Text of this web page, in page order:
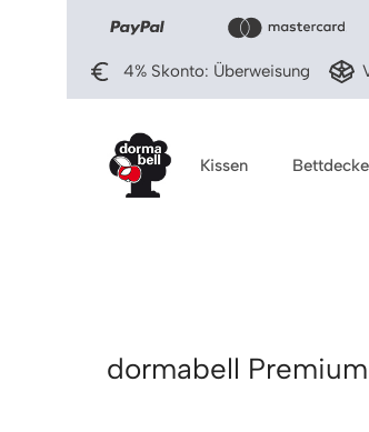
Zur Hauptnavigation springen
4% Skonto: Überweisung
Kissen
dormabell